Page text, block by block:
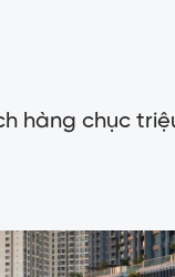
hàng chục